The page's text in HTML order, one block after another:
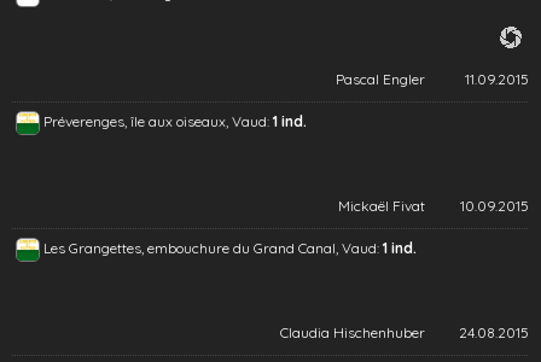
Pascal Engler 11.09.2015
Préverenges, île aux oiseaux, Vaud: 1 ind.
Mickaël Fivat 10.09.2015
Les Grangettes, embouchure du Grand Canal, Vaud: 1 ind.
Claudia Hischenhuber 24.08.2015